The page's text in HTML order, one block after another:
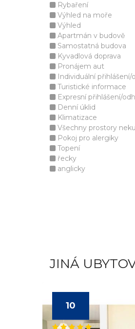
Rybaření
Výhled na moře
Výhled
Apartmán v budově
Samostatná budova
Kyvadlová doprava
Pronájem aut
Individuální přihlášení/
Turistické informace
Expresní přihlášení/
Denní úklid
Klimatizace
Všechny prostory
Pokoj pro alergiky
Topení
řecky
anglicky
JINÁ
10